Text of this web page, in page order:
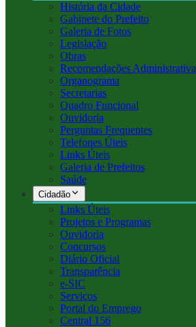
História da Cidade
Gabinete do Prefeito
Galeria de Fotos
Legislação
Obras
Recomendações
Organograma
Secretarias
Quadro Funcional
Ouvidoria
Perguntas Frequentes
Telefones Úteis
Links Úteis
Galeria de Prefeitos
Saúde
Cidadão
Links Úteis
Projetos e Programas
Ouvidoria
Concursos
Diário Oficial
Transparência
e-SIC
Serviços
Portal do Emprego
Central 156